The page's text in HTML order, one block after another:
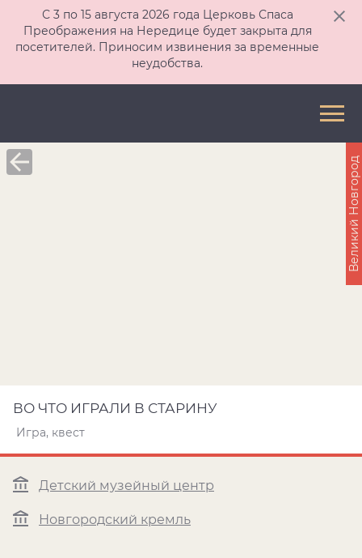
С 3 по 15 августа 2026 года Церковь Спаса
Преображения на Нередице будет закрыта для
посетителей. Приносим извинения за временные
неудобства.
ВО ЧТО ИГРАЛИ В СТАРИНУ
Игра, квест
Детский музейный центр
Новгородский кремль
Великий Новгород